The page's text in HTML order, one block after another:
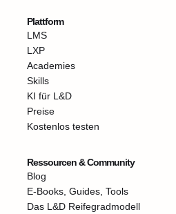
Plattform
LMS
LXP
Academies
Skills
KI für L&D
Preise
Kostenlos testen
Ressourcen & Community
Blog
E-Books, Guides, Tools
Das L&D Reifegradmodell